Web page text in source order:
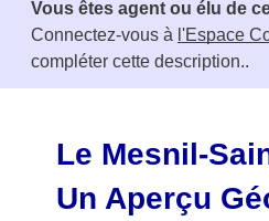
Vous êtes agent ou élu de
Connectez-vous à l'Espace
compléter cette description..
Le Mesnil-
Un Aperçu